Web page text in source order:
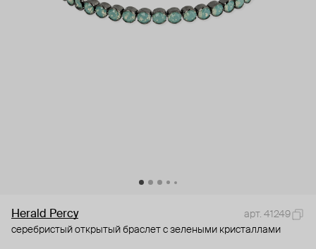
Herald Percy
арт. 41249
серебристый открытый браслет с зелеными кристаллами